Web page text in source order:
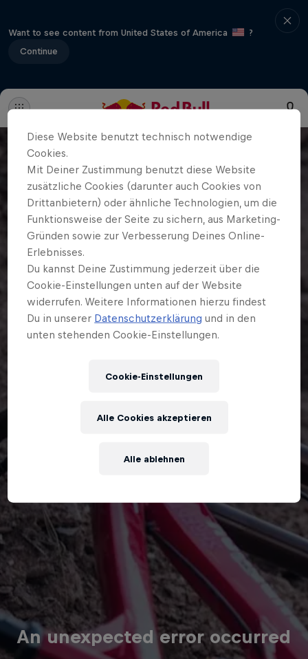
Want to see content from United States of America
?
Continue
An unexpected error occurred
Diese Website benutzt technisch notwendige
Cookies.
Mit Deiner Zustimmung benutzt diese Website
zusätzliche Cookies (darunter auch Cookies von
Drittanbietern) oder ähnliche Technologien, um die
Funktionsweise der Seite zu sichern, aus Marketing-
Gründen sowie zur Verbesserung Deines Online-
Erlebnisses.
Du kannst Deine Zustimmung jederzeit über die
Cookie-Einstellungen unten auf der Website
widerrufen. Weitere Informationen hierzu findest
Du in unserer Datenschutzerklärung und in den
unten stehenden Cookie-Einstellungen.
Cookie-Einstellungen
Alle ablehnen
Alle Cookies akzeptieren